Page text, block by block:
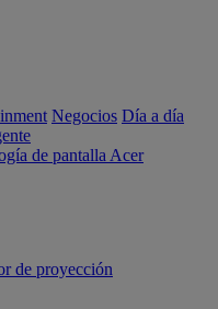
Negocios Día a día
de pantalla Acer
de proyección